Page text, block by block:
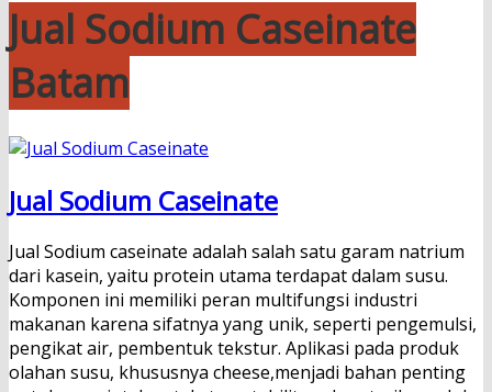
Jual Sodium Caseinate
Batam
Jual Sodium Caseinate
Jual Sodium caseinate adalah salah satu garam natrium
dari kasein, yaitu protein utama terdapat dalam susu.
Komponen ini memiliki peran multifungsi industri
makanan karena sifatnya yang unik, seperti pengemulsi,
pengikat air, pembentuk tekstur. Aplikasi pada produk
olahan susu, khususnya cheese,menjadi bahan penting